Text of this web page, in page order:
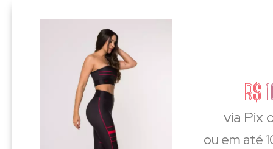
R$
via Pix
ou em até